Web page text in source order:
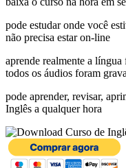
pode estudar onde você
não precisa estar on-line
aprende realmente a língua
todos os áudios foram
pode aprender, revisar,
Inglês a qualquer hora